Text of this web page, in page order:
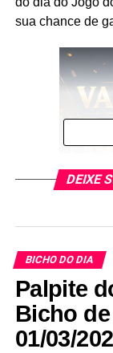
sua chance de
DEIXE
BICHO DO DIA
Palpite
Bicho
01/03/